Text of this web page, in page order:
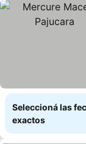
Seleccioná las
exactos